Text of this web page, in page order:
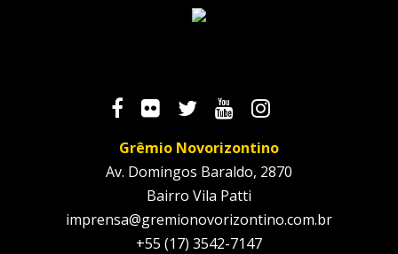
Grêmio Novorizontino
Av. Domingos Baraldo, 2870
Bairro Vila Patti
imprensa@gremionovorizontino.com.br
+55 (17) 3542-7147